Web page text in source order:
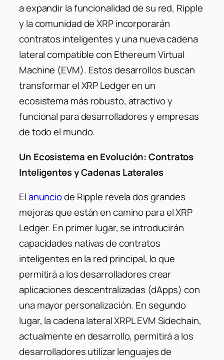
a expandir la funcionalidad de su red, Ripple
y la comunidad de XRP incorporarán
contratos inteligentes y una nueva cadena
lateral compatible con Ethereum Virtual
Machine (EVM). Estos desarrollos buscan
transformar el XRP Ledger en un
ecosistema más robusto, atractivo y
funcional para desarrolladores y empresas
de todo el mundo.
Un Ecosistema en Evolución: Contratos
Inteligentes y Cadenas Laterales
Elanunciode Ripple revela dos grandes
mejoras que están en camino para el XRP
Ledger. En primer lugar, se introducirán
capacidades nativas de contratos
inteligentes en la red principal, lo que
permitirá a los desarrolladores crear
aplicaciones descentralizadas (dApps) con
una mayor personalización. En segundo
lugar, la cadena lateral XRPL EVM Sidechain,
actualmente en desarrollo, permitirá a los
desarrolladores utilizar lenguajes de